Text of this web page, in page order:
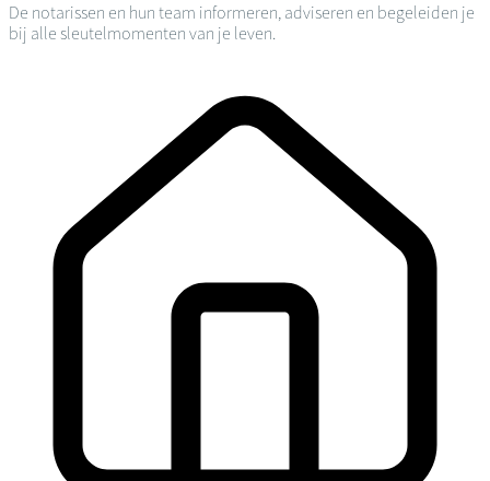
De notarissen en hun team informeren, adviseren en begeleiden je
bij alle sleutelmomenten van je leven.